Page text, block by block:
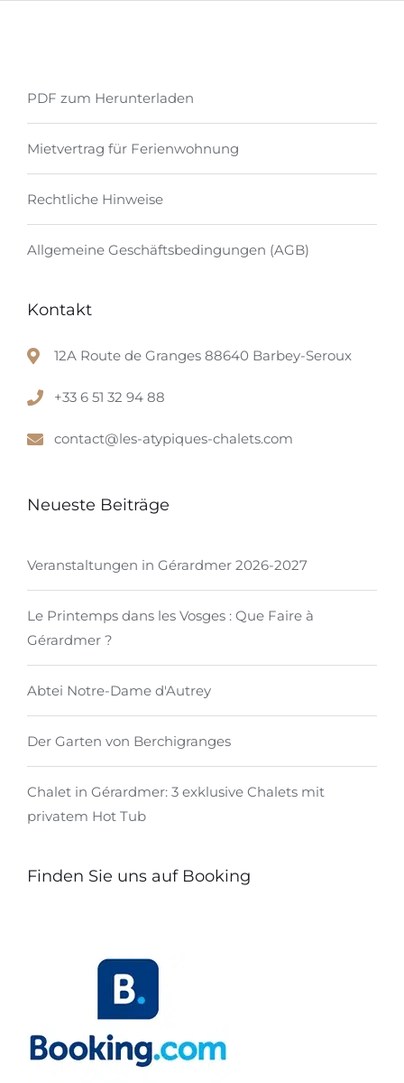
PDF zum Herunterladen
Mietvertrag für Ferienwohnung
Rechtliche Hinweise
Allgemeine Geschäftsbedingungen (AGB)
Kontakt
12A Route de Granges 88640 Barbey-Seroux
+33 6 51 32 94 88
contact@les-atypiques-chalets.com
Neueste Beiträge
Veranstaltungen in Gérardmer 2026-2027
Le Printemps dans les Vosges : Que Faire à
Gérardmer ?
Abtei Notre-Dame d'Autrey
Der Garten von Berchigranges
Chalet in Gérardmer: 3 exklusive Chalets mit
privatem Hot Tub
Finden Sie uns auf Booking